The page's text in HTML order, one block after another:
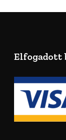
Elfogadott